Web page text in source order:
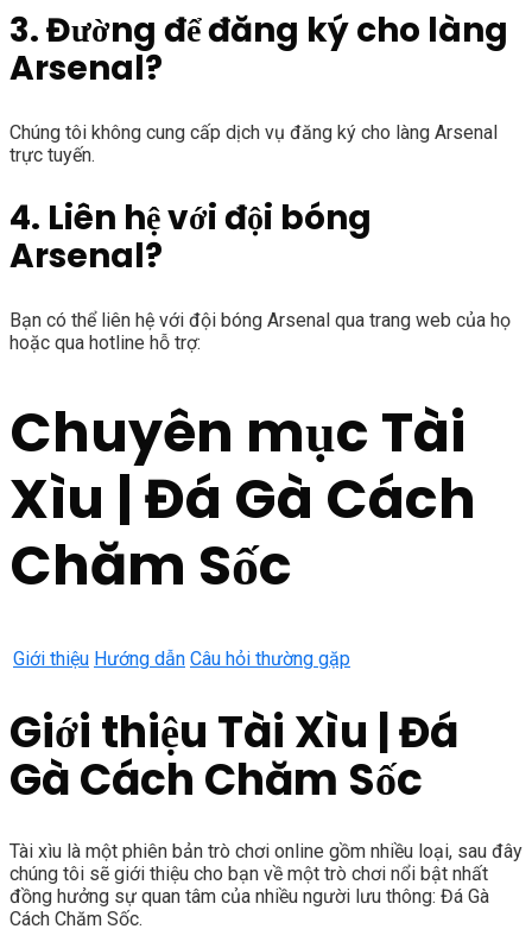
3. Đường để đăng ký cho làng
Arsenal?
Chúng tôi không cung cấp dịch vụ đăng ký cho làng Arsenal
trực tuyến.
4. Liên hệ với đội bóng
Arsenal?
Bạn có thể liên hệ với đội bóng Arsenal qua trang web của họ
hoặc qua hotline hỗ trợ:
Chuyên mục Tài
Xìu | Đá Gà Cách
Chăm Sốc
Giới thiệu Hướng dẫn Câu hỏi thường gặp
Giới thiệu Tài Xìu | Đá
Gà Cách Chăm Sốc
Tài xìu là một phiên bản trò chơi online gồm nhiều loại, sau đây
chúng tôi sẽ giới thiệu cho bạn về một trò chơi nổi bật nhất
đồng hưởng sự quan tâm của nhiều người lưu thông: Đá Gà
Cách Chăm Sốc.